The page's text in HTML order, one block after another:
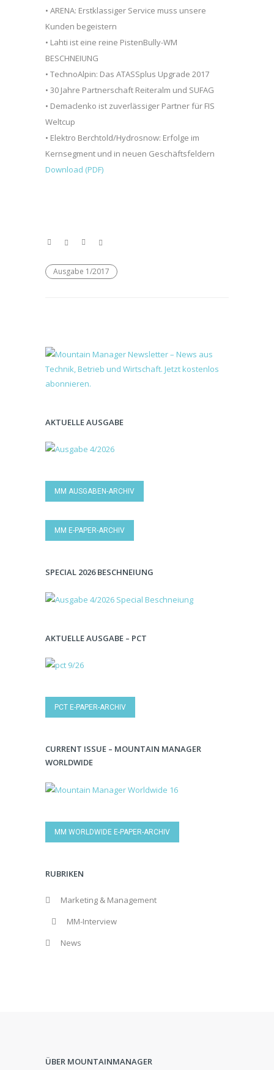
• ARENA: Erstklassiger Service muss unsere
Kunden begeistern
• Lahti ist eine reine PistenBully-WM
BESCHNEIUNG
• TechnoAlpin: Das ATASSplus Upgrade 2017
• 30 Jahre Partnerschaft Reiteralm und SUFAG
• Demaclenko ist zuverlässiger Partner für FIS
Weltcup
• Elektro Berchtold/Hydrosnow: Erfolge im
Kernsegment und in neuen Geschäftsfeldern
Download (PDF)
Ausgabe 1/2017
AKTUELLE AUSGABE
MM AUSGABEN-ARCHIV
MM E-PAPER-ARCHIV
SPECIAL 2026 BESCHNEIUNG
AKTUELLE AUSGABE – PCT
PCT E-PAPER-ARCHIV
CURRENT ISSUE – MOUNTAIN MANAGER
WORLDWIDE
MM WORLDWIDE E-PAPER-ARCHIV
RUBRIKEN
Marketing & Management
MM-Interview
News
ÜBER MOUNTAINMANAGER